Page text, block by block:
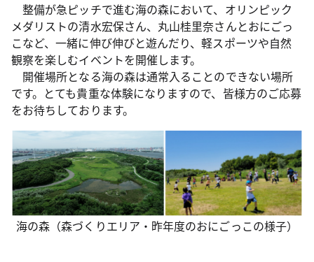
整備が急ピッチで進む海の森において、オリンピック
メダリストの清水宏保さん、丸山桂里奈さんとおにごっ
こなど、一緒に伸び伸びと遊んだり、軽スポーツや自然
観察を楽しむイベントを開催します。
開催場所となる海の森は通常入ることのできない場所
です。とても貴重な体験になりますので、皆様方のご応募
をお待ちしております。
海の森（森づくりエリア・昨年度のおにごっこの様子）